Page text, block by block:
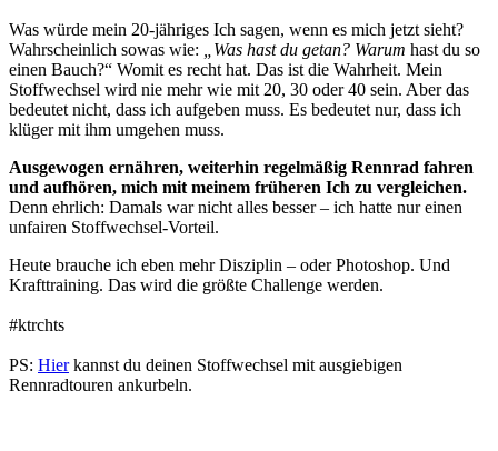
Was würde mein 20-jähriges Ich sagen, wenn es mich jetzt sieht?
Wahrscheinlich sowas wie:
„Was hast du getan? Warum hast du so
einen Bauch?“ Womit es recht hat. Das ist die Wahrheit. Mein
Stoffwechsel wird nie mehr wie mit 20, 30 oder 40 sein. Aber das
bedeutet nicht, dass ich aufgeben muss. Es bedeutet nur, dass ich
klüger mit ihm umgehen muss.
Ausgewogen ernähren, weiterhin regelmäßig Rennrad fahren
und aufhören, mich mit meinem früheren Ich zu vergleichen.
Denn ehrlich: Damals war nicht alles besser – ich hatte nur einen
unfairen Stoffwechsel-Vorteil.
Heute brauche ich eben mehr Disziplin – oder Photoshop. Und
Krafttraining. Das wird die größte Challenge werden.
#ktrchts
PS: Hierkannst du deinen Stoffwechsel mit ausgiebigen
Rennradtouren ankurbeln.